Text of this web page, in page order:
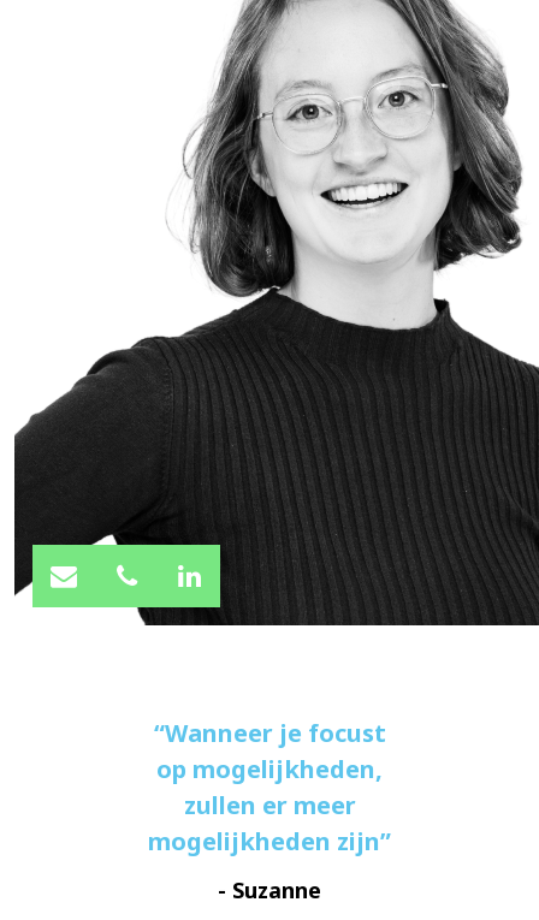
Wanneer je focust
op mogelijkheden,
zullen er meer
mogelijkheden zijn
- Suzanne